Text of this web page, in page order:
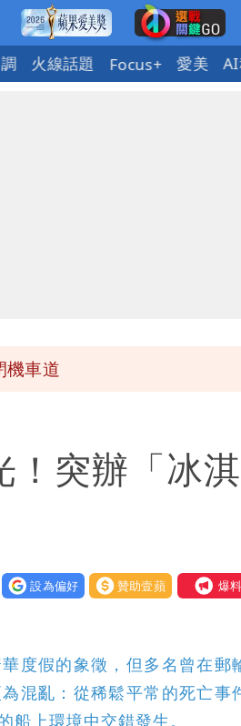
火線話題 Focus+ 愛美
機車道
底」 OL哀號：在同事眼前
！突辦「冰
設為偏好 贊助壹蘋 我要爆料
度假的象徵，但多名曾在
混亂：從稀鬆平常的死亡事
船上環境中交錯發生。